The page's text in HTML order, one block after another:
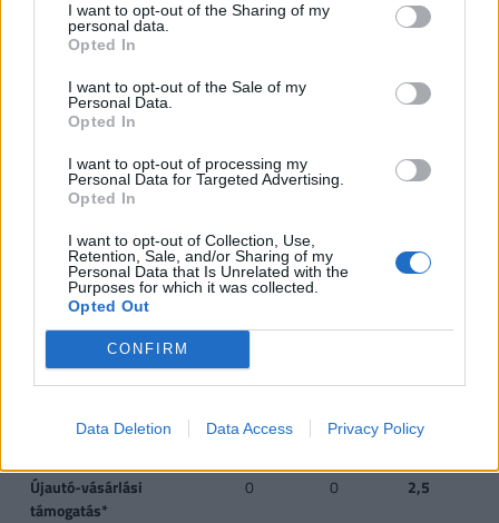
I want to opt-out of the Sharing of my
personal data.
Opted In
I want to opt-out of the Sale of my
Personal Data.
Opted In
I want to opt-out of processing my
Personal Data for Targeted Advertising.
Opted In
I want to opt-out of Collection, Use,
Retention, Sale, and/or Sharing of my
Personal Data that Is Unrelated with the
Purposes for which it was collected.
Opted Out
CONFIRM
Data Deletion Data Access Privacy Policy
CSOK új építésű
ingatlanra*, vagy
0,6 2,6 10
CSOK használt ingatlan
vásárlására (nem
0,6 2,2
CSOK használt ingatlan
és/vagy
korszerűsítésére
(kistelepülés)*
0,6 2,6
Jelzáloghitel-
elengedés**
0 1 4
fele
tartozás
Újautó-vásárlási
támogatás*
0 0 2,5